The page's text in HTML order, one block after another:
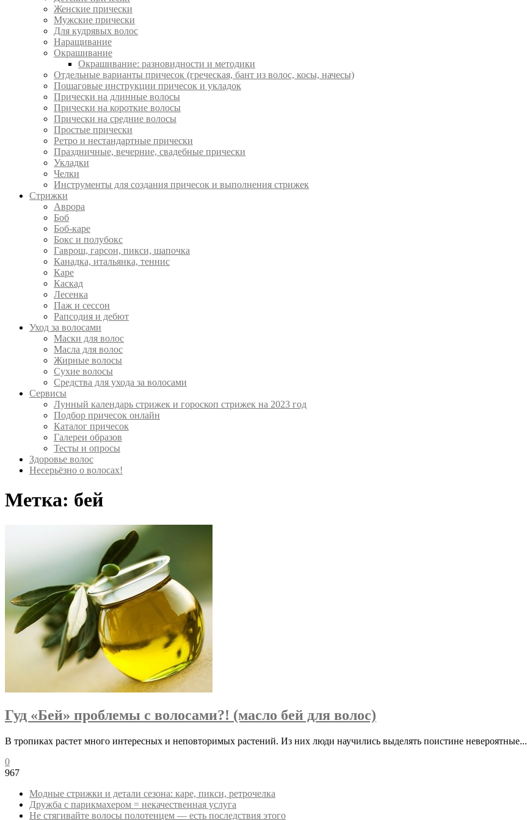
Женские прически
Мужские прически
Для кудрявых волос
Наращивание
Окрашивание
Окрашивание: разновидности и методики
Отдельные варианты причесок (греческая, бант из волос, косы, начесы)
Пошаговые инструкции причесок и укладок
Прически на длинные волосы
Прически на короткие волосы
Прически на средние волосы
Простые прически
Ретро и нестандартные прически
Праздничные, вечерние, свадебные прически
Укладки
Челки
Инструменты для создания причесок и выполнения стрижек
Стрижки
Аврора
Боб
Боб-каре
Бокс и полубокс
Гаврош, гарсон, пикси, шапочка
Канадка, итальянка, теннис
Каре
Каскад
Лесенка
Паж и сессон
Рапсодия и дебют
Уход за волосами
Маски для волос
Масла для волос
Жирные волосы
Сухие волосы
Средства для ухода за волосами
Сервисы
Лунный календарь стрижек и гороскоп стрижек на 2023 год
Подбор причесок онлайн
Каталог причесок
Галереи образов
Тесты и опросы
Здоровье волос
Несерьёзно о волосах!
Метка: бей
Гуд «Бей» проблемы с волосами?! (масло бей для волос)
В тропиках растет много интересных и неповторимых растений. Из них люди научились выделять поистине невероятные...
0
967
Модные стрижки и детали сезона: каре, пикси, ретрочелка
Дружба с парикмахером = некачественная услуга
Не стягивайте волосы полотенцем — есть последствия этого